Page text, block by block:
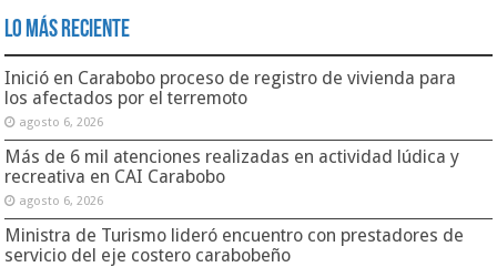
Lo Más Reciente
Inició en Carabobo proceso de registro de vivienda para
los afectados por el terremoto
agosto 6, 2026
Más de 6 mil atenciones realizadas en actividad lúdica y
recreativa en CAI Carabobo
agosto 6, 2026
Ministra de Turismo lideró encuentro con prestadores de
servicio del eje costero carabobeño